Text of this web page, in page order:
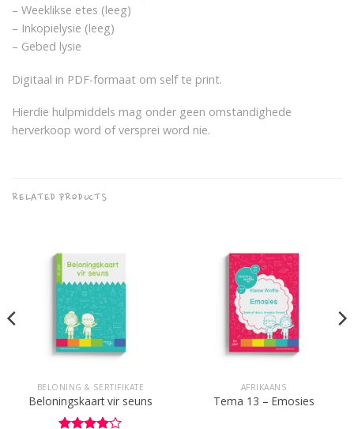
– Weeklikse etes (leeg)
– Inkopielysie (leeg)
– Gebed lysie
Digitaal in PDF-formaat om self te print.
Hierdie hulpmiddels mag onder geen omstandighede
herverkoop word of versprei word nie.
RELATED PRODUCTS
BELONING & SERTIFIKATE
Beloningskaart vir seuns
AFRIKAANS
Tema 13 – Emosies